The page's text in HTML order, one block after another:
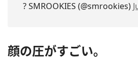
? SMROOKIES (@smrookies)
顔の圧がすごい。